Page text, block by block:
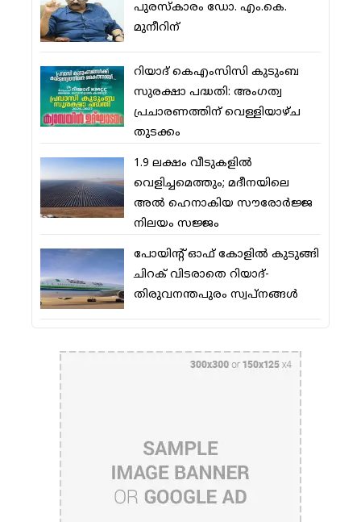
പുരസ്‌കാരം ഡോ. എം.കെ.
മുനീറിന്
റിയാദ് കെഎംസിസി കുടുംബ
സുരക്ഷാ പദ്ധതി: അംഗത്വ
പ്രചാരണത്തിന് വെള്ളിയാഴ്ച
തുടക്കം
1.9 ലക്ഷം വീടുകളില്‍
വെളിച്ചമെത്തും; മദീനയിലെ
അല്‍ ഹെനാകിയ സൗരോര്‍ജ്ജ
നിലയം സജ്ജം
പോയിന്റ് ഓഫ് കോളില്‍ കുടുങ്ങി
ചിറക് വിടരാതെ റിയാദ്-
തിരുവനന്തപുരം സ്വപ്നങ്ങള്‍